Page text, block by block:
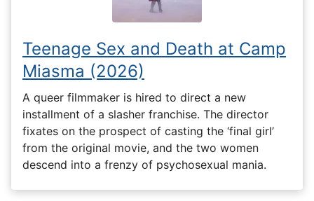
Teenage Sex and Death at Camp
Miasma (2026)
A queer filmmaker is hired to direct a new
installment of a slasher franchise. The director
fixates on the prospect of casting the ‘final girl’
from the original movie, and the two women
descend into a frenzy of psychosexual mania.